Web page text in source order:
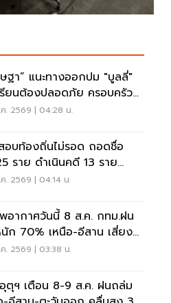
ษฐา” แนะทางออกปม "บูลลี่"
รียนต้องปลอดภัย ครอบครัว
บฟัง
. 2569 | 04:28 น.
อบท้องถิ่นไม่รอด ถอดชื่อ
ราย ดำเนินคดี 13 ราย
ล่เส้นการเงิน
. 2569 | 04:14 น.
อากาศวันนี้ 8 ส.ค. กทม.ฝน
ก 70% เหนือ-อีสาน เสี่ยง
มฉับพลัน
. 2569 | 03:38 น.
ตุฯ เตือน 8-9 ส.ค. ฝนถล่ม